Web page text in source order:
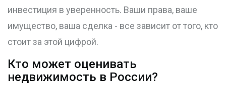
инвестиция в уверенность. Ваши права, ваше
имущество, ваша сделка - все зависит от того, кто
стоит за этой цифрой.
Кто может оценивать
недвижимость в России?